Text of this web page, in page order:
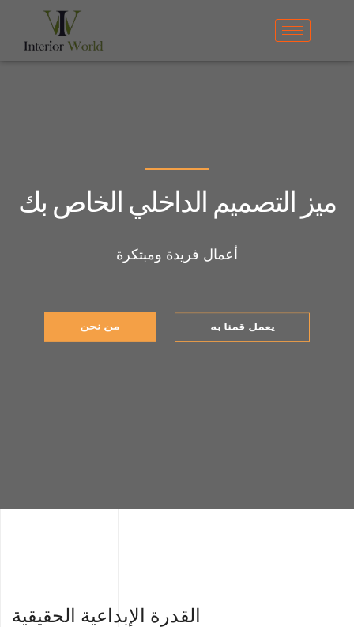
ميز التصميم الداخلي الخاص بك
أعمال فريدة ومبتكرة
من نحن يعمل قمنا به
القدرة الإبداعية الحقيقية